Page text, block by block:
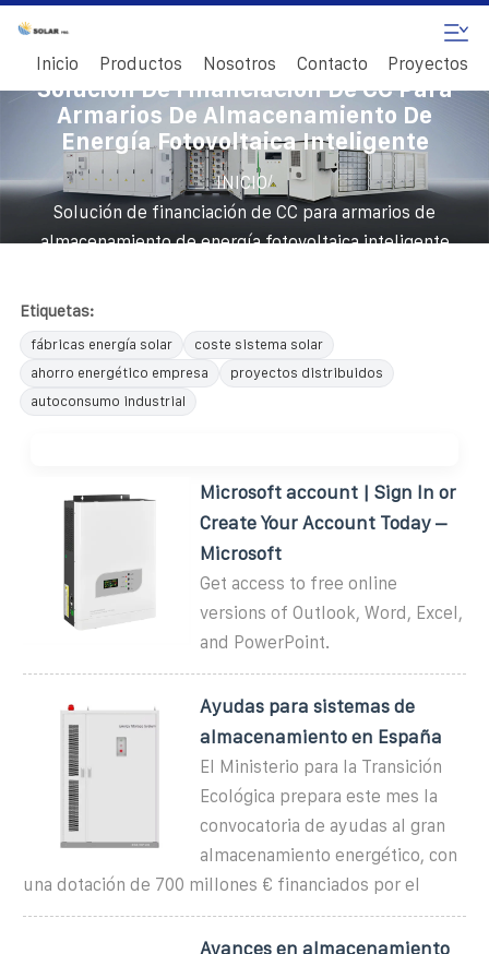
Inicio Productos Nosotros Contacto Proyectos
Solución De Financiación De CC Para
Armarios De Almacenamiento De
Energía Fotovoltaica Inteligente
INICIO/
Solución de financiación de CC para armarios de
almacenamiento de energía fotovoltaica inteligente
Etiquetas:
fábricas energía solar
coste sistema solar
ahorro energético empresa
proyectos distribuidos
autoconsumo industrial
Microsoft account | Sign In or
Create Your Account Today –
Microsoft
Get access to free online
versions of Outlook, Word, Excel,
and PowerPoint.
Ayudas para sistemas de
almacenamiento en España
El Ministerio para la Transición
Ecológica prepara este mes la
convocatoria de ayudas al gran
almacenamiento energético, con
una dotación de 700 millones € financiados por el
Avances en almacenamiento